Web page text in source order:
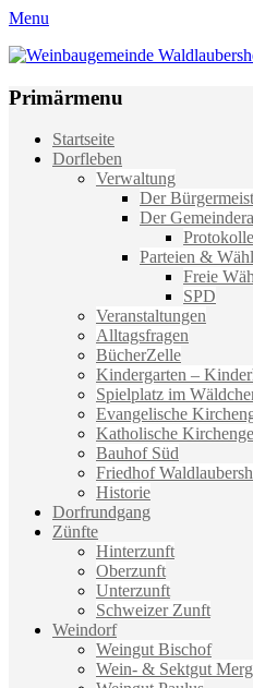
Menu
Weinbaugemeinde
Primärmenu
Weiter
zum
Startseite
Dorfleben
Verwaltung
Der
Der
Parteien &
Freie
SPD
Veranstaltungen
Alltagsfragen
BücherZelle
Kindergarten –
Spielplatz im
Evangelische
Katholische
Bauhof Süd
Friedhof
Historie
Dorfrundgang
Zünfte
Hinterzunft
Oberzunft
Unterzunft
Schweizer Zunft
Weindorf
Weingut Bischof
Wein- & Sektgut